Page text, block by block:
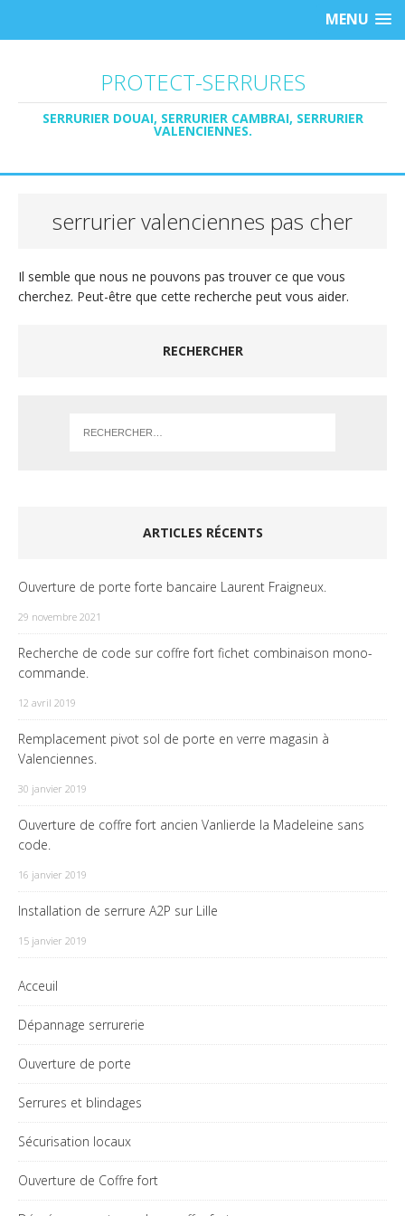
MENU
PROTECT-SERRURES
SERRURIER DOUAI, SERRURIER CAMBRAI, SERRURIER
VALENCIENNES.
serrurier valenciennes pas cher
Il semble que nous ne pouvons pas trouver ce que vous
cherchez. Peut-être que cette recherche peut vous aider.
RECHERCHER
ARTICLES RÉCENTS
Ouverture de porte forte bancaire Laurent Fraigneux.
29 novembre 2021
Recherche de code sur coffre fort fichet combinaison mono-
commande.
12 avril 2019
Remplacement pivot sol de porte en verre magasin à
Valenciennes.
30 janvier 2019
Ouverture de coffre fort ancien Vanlierde la Madeleine sans
code.
16 janvier 2019
Installation de serrure A2P sur Lille
15 janvier 2019
Acceuil
Dépannage serrurerie
Ouverture de porte
Serrures et blindages
Sécurisation locaux
Ouverture de Coffre fort